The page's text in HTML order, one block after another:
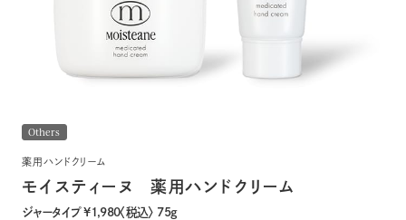
S.S
Contrage
サロンを探す
OFFICIAL SNS
Instagram
FOR BUSINESS
Others
薬用ハンドクリーム
モイスティーヌ薬用ハンドクリーム
ジャータイプ ¥1,980〈税込〉 75g